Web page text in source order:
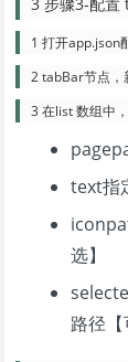
1 打开app.json
2 tabBar节点，
3 在list 数组中
text指
选】
路径【